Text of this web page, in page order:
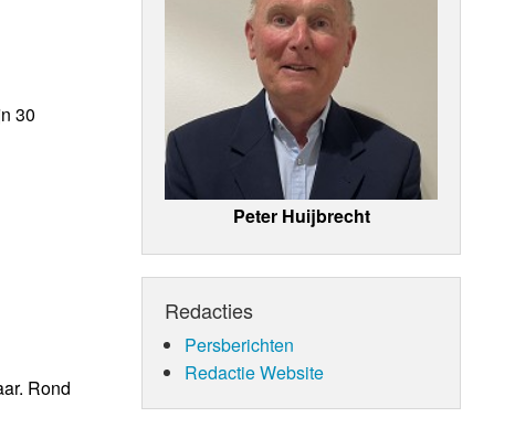
30
Rond
Peter Huijbrecht
Redacties
Persberichten
Redactie Website